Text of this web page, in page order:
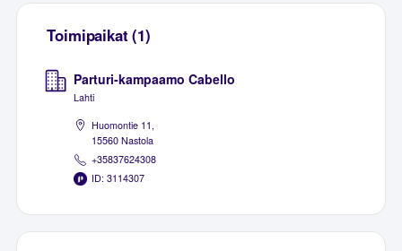
Toimipaikat (1)
Parturi-kampaamo Cabello
Lahti
Huomontie 11,
15560 Nastola
+35837624308
ID: 3114307